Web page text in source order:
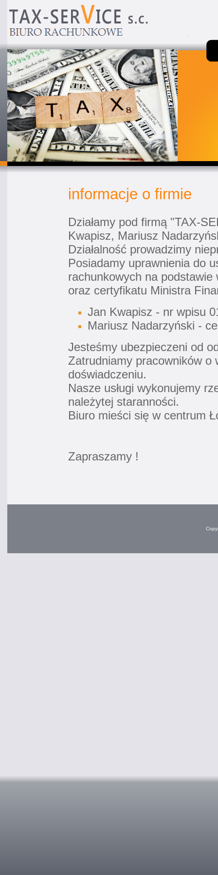
informacje o firmie
Działamy pod firmą "TAX-
Kwapisz, Mariusz
Działalność prowadzimy
Posiadamy uprawnienia do
rachunkowych na
oraz certyfikatu Ministra
Jan Kwapisz - nr wpisu
Mariusz Nadarzyński -
Jesteśmy ubezpieczeni od
Zatrudniamy pracowników o
doświadczeniu.
Nasze usługi wykonujemy
należytej staranności.
Biuro mieści się w centrum
Zapraszamy !